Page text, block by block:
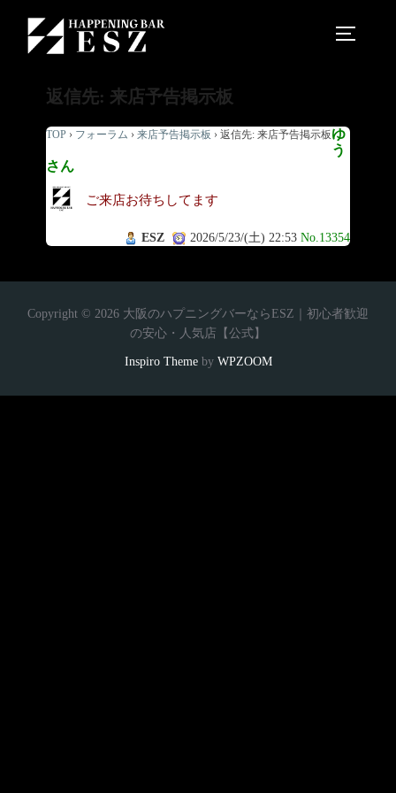
返信先: 来店予告掲示板
TOP › フォーラム › 来店予告掲示板 › 返信先: 来店予告掲示板ゆ
う
さん
ご来店お待ちしてます
ESZ 2026/5/23/(土) 22:53 No.13354
Copyright © 2026 大阪のハプニングバーならESZ｜初心者歓迎
の安心・人気店【公式】
Inspiro Themeby WPZOOM